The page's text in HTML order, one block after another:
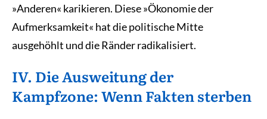
»Anderen« karikieren. Diese »Ökonomie der
Aufmerksamkeit« hat die politische Mitte
ausgehöhlt und die Ränder radikalisiert.
IV. Die Ausweitung der
Kampfzone: Wenn Fakten sterben